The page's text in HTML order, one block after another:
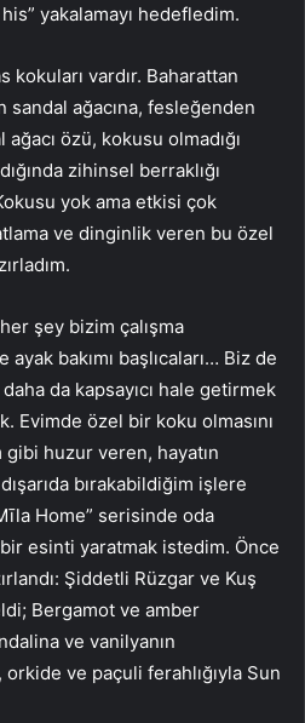
yakalamayı hedefledim.
vardır. Baharattan
ağacına, fesleğenden
özü, kokusu olmadığı
zihinsel berraklığı
yok ama etkisi çok
ve dinginlik veren bu özel
şey bizim çalışma
bakımı başlıcaları… Biz de
da kapsayıcı hale getirmek
Evimde özel bir koku olmasını
huzur veren, hayatın
bırakabildiğim işlere
Home” serisinde oda
esinti yaratmak istedim. Önce
Şiddetli Rüzgar ve Kuş
Bergamot ve amber
ve vanilyanın
orkide ve paçuli ferahlığıyla Sun